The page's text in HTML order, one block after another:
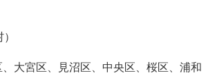
大宮区、見沼区、中央区、桜区、浦和